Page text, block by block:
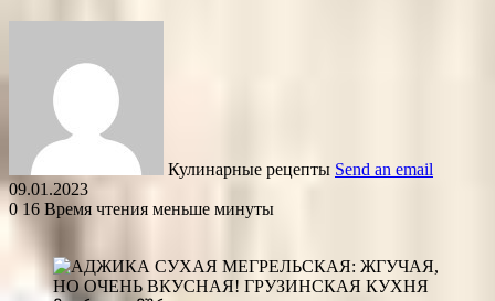
Кулинарные рецепты Send an email
09.01.2023
0 16 Время чтения меньше минуты